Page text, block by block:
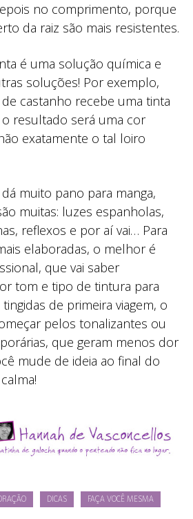
no comprimento, porque
da raiz são mais resistentes.
é uma solução química e
soluções! Por exemplo,
castanho recebe uma tinta
resultado será uma cor
exatamente o tal loiro
muito pano para manga,
muitas: luzes espanholas,
reflexos e por aí vai… Para
elaboradas, o melhor é
que vai saber
tom e tipo de tintura para
tingidas de primeira viagem, o
pelos tonalizantes ou
que geram menos dor
mude de ideia ao final do
DICAS FAÇA VOCÊ MESMA